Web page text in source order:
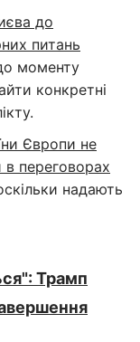
до
питань
моменту
конкретні
Європи не
переговорах
надають
Трамп